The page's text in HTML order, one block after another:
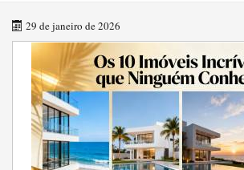
29 de janeiro de 2026